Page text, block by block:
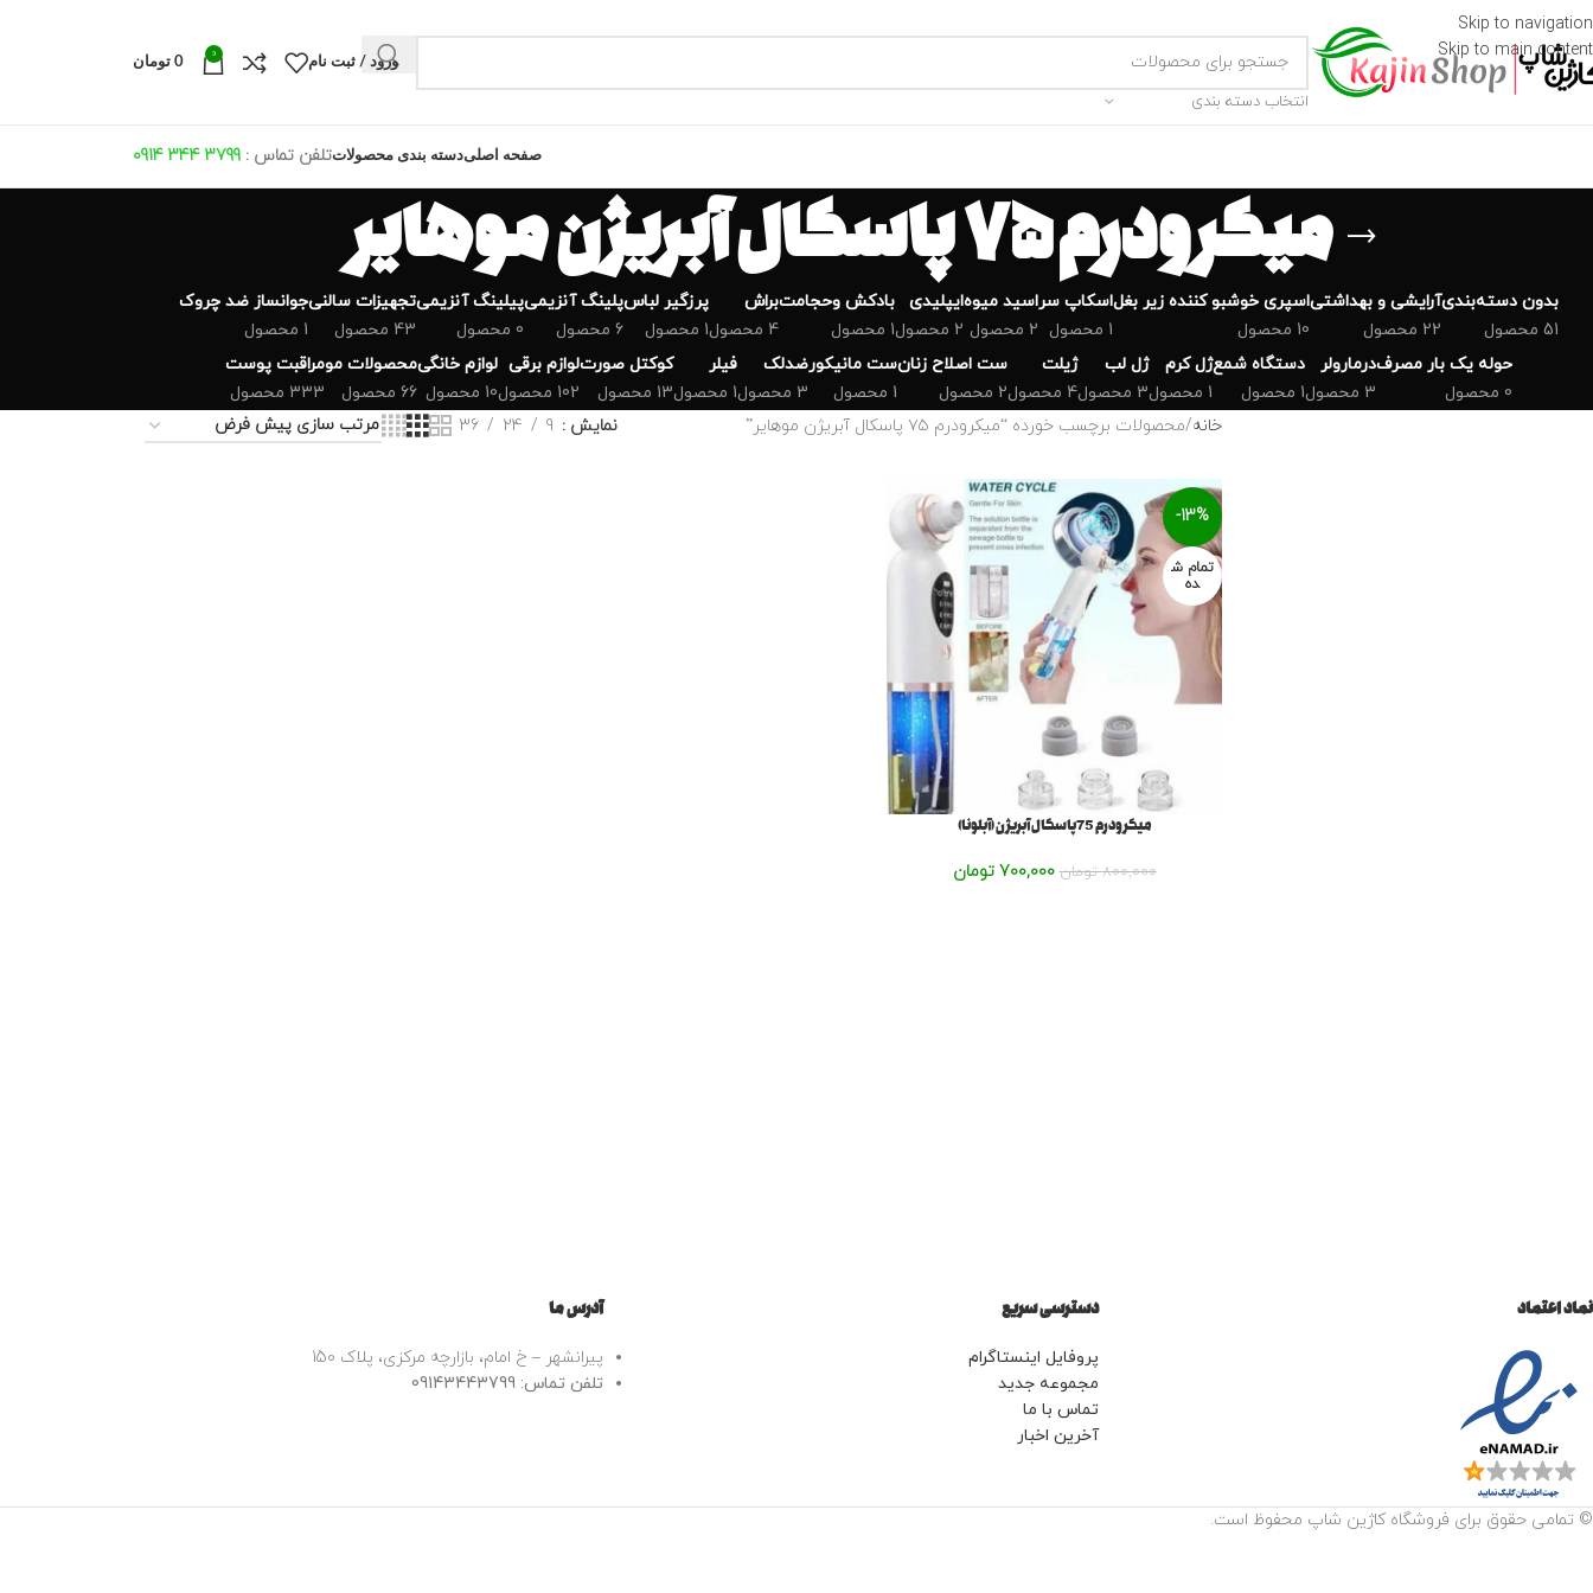
Skip to navigation
Skip to main content
انتخاب دسته بندی
ورود / ثبت نام
0
0 تومان
صفحه اصلیدسته بندی محصولاتتلفن تماس : 3799 344 0914
میکرودرم ۷۵ پاسکال آبریژن موهایر
بدون دسته‌بندی
51 محصول
‌آرایشی و بهداشتی
22 محصول
اسپری خوشبو کننده زیر بغل
10 محصول
اسکاپ سر
1 محصول
اسید میوه
2 محصول
ایپلیدی
2 محصول
بادکش وحجامت
1 محصول
براش
4 محصول
پرزگیر لباس
1 محصول
پلینگ آنزیمی
6 محصول
پیلینگ آنزیمی
0 محصول
تجهیزات سالنی
43 محصول
جوانساز ضد چروک
1 محصول
حوله یک بار مصرف
0 محصول
درمارولر
3 محصول
دستگاه شمع
1 محصول
ژل کرم
1 محصول
ژل لب
3 محصول
ژیلت
4 محصول
ست اصلاح زنان
2 محصول
ست مانیکور
1 محصول
ضدلک
3 محصول
فیلر
1 محصول
کوکتل صورت
13 محصول
لوازم برقی
102 محصول
لوازم خانگی
10 محصول
محصولات مو
66 محصول
مراقبت پوست
333 محصول
خانه محصولات برچسب خورده “میکرودرم ۷۵ پاسکال آبریژن موهایر” نمایش 9
24
36
-13%
تمام ش
ده
میکرودرم 75پاسکال آبریژن (آبلونا)
800,000 تومان 700,000 تومان
نماد اعتماد دسترسی سریع
پروفایل اینستاگرام
مجموعه جدید
تماس با ما
آخرین اخبار
آدرس ما
پیرانشهر – خ امام، بازارچه مرکزی، پلاک 150
تلفن تماس: 09143443799
© تمامی حقوق برای فروشگاه کاژین شاپ محفوظ است.